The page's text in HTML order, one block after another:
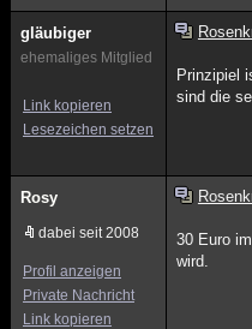
gläubiger
ehemaliges Mitglied
Link kopieren
Lesezeichen setzen
Prinzipiel
sind die
Rosy
dabei seit 2008
Profil anzeigen
Private Nachricht
Link kopieren
30 Euro
wird.